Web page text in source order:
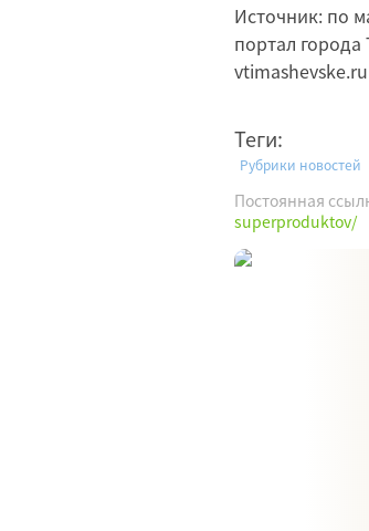
Источник: по
портал
vtimashevske.ru
Теги:
Рубрики новостей
Постоянная
superproduktov/